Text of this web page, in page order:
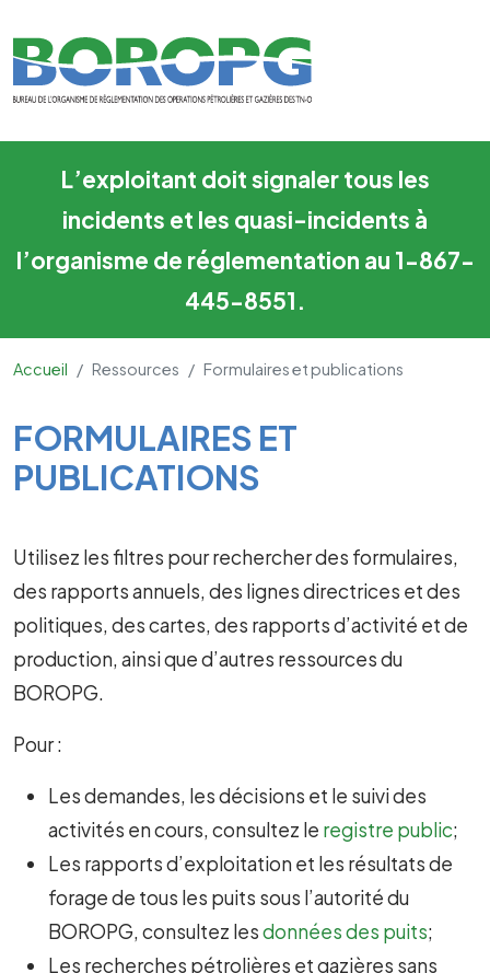
L’exploitant doit signaler tous les
incidents et les quasi-incidents à
l’organisme de réglementation au 1-867-
445-8551.
Accueil Ressources Formulaires et publications
Main Content
FORMULAIRES ET
PUBLICATIONS
Utilisez les filtres pour rechercher des formulaires,
des rapports annuels, des lignes directrices et des
politiques, des cartes, des rapports d’activité et de
production, ainsi que d’autres ressources du
BOROPG.
Pour :
Les demandes, les décisions et le suivi des
activités en cours, consultez le registre public;
Les rapports d’exploitation et les résultats de
forage de tous les puits sous l’autorité du
BOROPG, consultez lesdonnées des puits;
Les recherches pétrolières et gazières sans